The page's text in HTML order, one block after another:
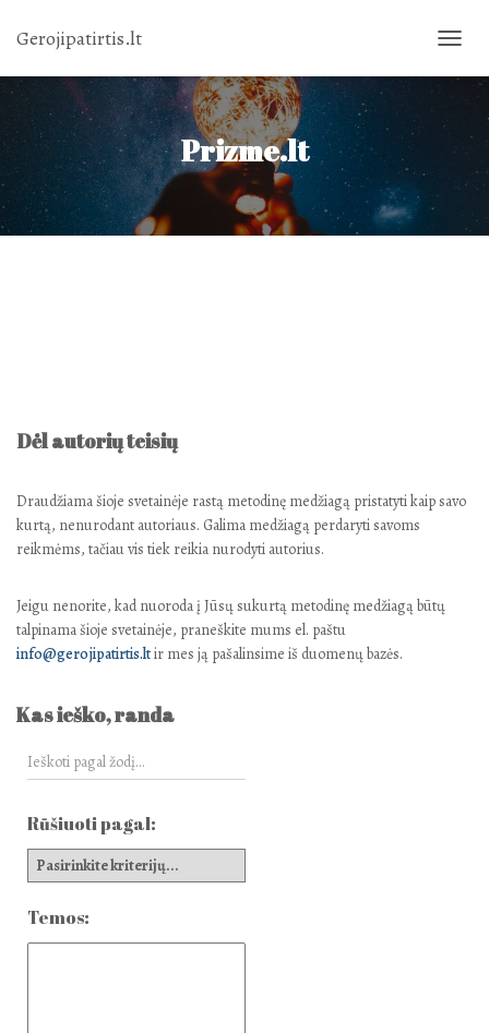
Gerojipatirtis.lt
Prizme.lt
Dėl autorių teisių
Draudžiama šioje svetainėje rastą metodinę medžiagą pristatyti kaip savo
kurtą, nenurodant autoriaus. Galima medžiagą perdaryti savoms
reikmėms, tačiau vis tiek reikia nurodyti autorius.
Jeigu nenorite, kad nuoroda į Jūsų sukurtą metodinę medžiagą būtų
talpinama šioje svetainėje, praneškite mums el. paštu
info@gerojipatirtis.ltir mes ją pašalinsime iš duomenų bazės.
Kas ieško, randa
Rūšiuoti pagal:
Temos: